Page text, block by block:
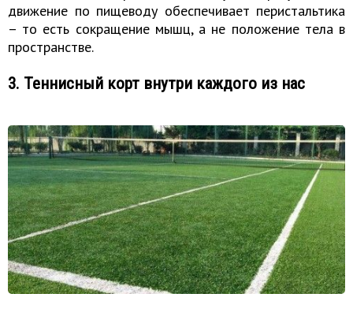
движение по пищеводу обеспечивает перистальтика
– то есть сокращение мышц, а не положение тела в
пространстве.
3. Теннисный корт внутри каждого из нас